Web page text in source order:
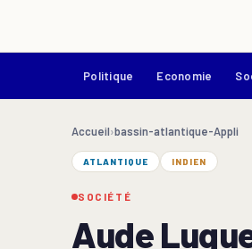
Politique Economie
Accueil›bassin-atlantique-Appli
ATLANTIQUE INDIEN
SOCIÉTÉ
Aude